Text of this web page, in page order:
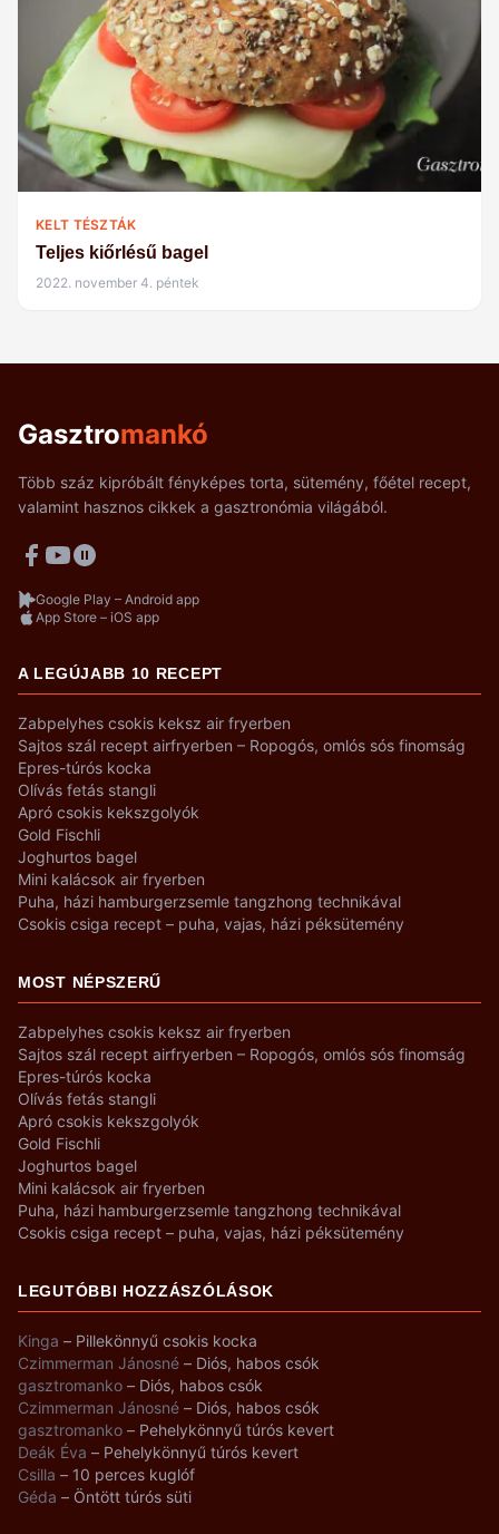
KELT TÉSZTÁK
Teljes kiőrlésű bagel
2022. november 4. péntek
Gasztromankó
Több száz kipróbált fényképes torta, sütemény, főétel recept,
valamint hasznos cikkek a gasztronómia világából.
Google Play – Android app
App Store – iOS app
A LEGÚJABB 10 RECEPT
Zabpelyhes csokis keksz air fryerben
Sajtos szál recept airfryerben – Ropogós, omlós sós finomság
Epres-túrós kocka
Olívás fetás stangli
Apró csokis kekszgolyók
Gold Fischli
Joghurtos bagel
Mini kalácsok air fryerben
Puha, házi hamburgerzsemle tangzhong technikával
Csokis csiga recept – puha, vajas, házi péksütemény
MOST NÉPSZERŰ
Zabpelyhes csokis keksz air fryerben
Sajtos szál recept airfryerben – Ropogós, omlós sós finomság
Epres-túrós kocka
Olívás fetás stangli
Apró csokis kekszgolyók
Gold Fischli
Joghurtos bagel
Mini kalácsok air fryerben
Puha, házi hamburgerzsemle tangzhong technikával
Csokis csiga recept – puha, vajas, házi péksütemény
LEGUTÓBBI HOZZÁSZÓLÁSOK
Kinga – Pillekönnyű csokis kocka
Czimmerman Jánosné – Diós, habos csók
gasztromanko – Diós, habos csók
Czimmerman Jánosné – Diós, habos csók
gasztromanko – Pehelykönnyű túrós kevert
Deák Éva – Pehelykönnyű túrós kevert
Csilla – 10 perces kuglóf
Géda – Öntött túrós süti